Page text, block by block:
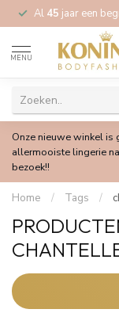
Al 45 jaar een
MENU
Onze nieuwe winkel is
allermooiste lingerie
bezoek!!
Home / Tags /